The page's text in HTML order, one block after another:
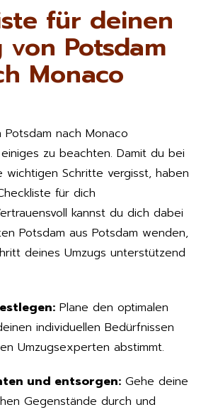
für deinen
von Potsdam
Monaco
nach Monaco
zu beachten. Damit du bei
wichtigen Schritte vergisst, haben
für dich
kannst du dich dabei
Potsdam aus Potsdam wenden,
deines Umzugs unterstützend
Plane den optimalen
individuellen Bedürfnissen
Umzugsexperten abstimmt.
und entsorgen: Gehe deine
Gegenstände durch und